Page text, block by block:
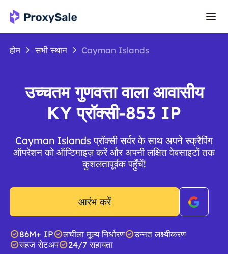
होम सभी स्थान Cayman Islands
उच्चतम गुणवत्ता वाला आवासीय
KY प्रॉक्सी-853 IP
Cayman Islands प्रॉक्सी सर्वर के साथ अपने स्क्रैपिंग
ऑपरेशन को ऑप्टिमाइज़ करें और अपनी लक्षित वेबसाइटों तक
कुशलतापूर्वक पहुँचें!
आरंभ करें
86M+ IP लचीला मूल्य निर्धारण
उन्नत लक्ष्यीकरण
सहज सेटअप
24/7 सहायता